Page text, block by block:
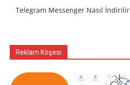
Telegram Messenger Nasıl İndirilir
Reklam Köşesi